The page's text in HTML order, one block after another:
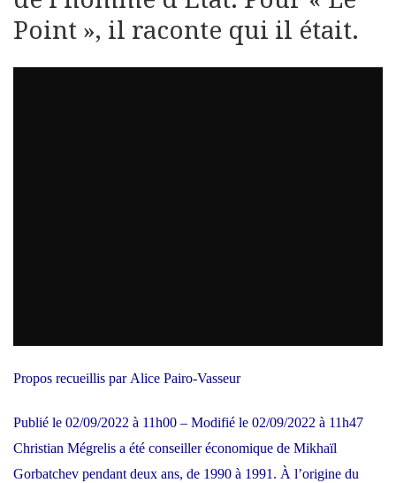
Point », il raconte qui il était.
Propos recueillis par Alice Pairo-Vasseur
Publié le 02/09/2022 à 11h00 – Modifié le 02/09/2022 à 11h47
Christian Mégrelis a été conseiller économique de Mikhaïl
Gorbatchev pendant deux ans, de 1990 à 1991. À l’origine du